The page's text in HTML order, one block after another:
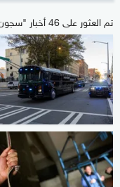
تم العثور على 46 أخبار "سجون"